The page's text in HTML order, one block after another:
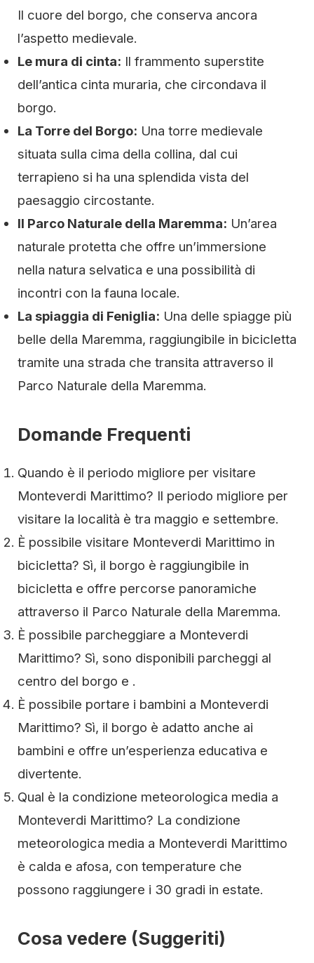
Il cuore del borgo, che conserva ancora
l’aspetto medievale.
Le mura di cinta: Il frammento superstite
dell’antica cinta muraria, che circondava il
borgo.
La Torre del Borgo: Una torre medievale
situata sulla cima della collina, dal cui
terrapieno si ha una splendida vista del
paesaggio circostante.
Il Parco Naturale della Maremma: Un’area
naturale protetta che offre un’immersione
nella natura selvatica e una possibilità di
incontri con la fauna locale.
La spiaggia di Feniglia: Una delle spiagge più
belle della Maremma, raggiungibile in bicicletta
tramite una strada che transita attraverso il
Parco Naturale della Maremma.
Domande Frequenti
Quando è il periodo migliore per visitare
Monteverdi Marittimo? Il periodo migliore per
visitare la località è tra maggio e settembre.
È possibile visitare Monteverdi Marittimo in
bicicletta? Sì, il borgo è raggiungibile in
bicicletta e offre percorse panoramiche
attraverso il Parco Naturale della Maremma.
È possibile parcheggiare a Monteverdi
Marittimo? Sì, sono disponibili parcheggi al
centro del borgo e .
È possibile portare i bambini a Monteverdi
Marittimo? Sì, il borgo è adatto anche ai
bambini e offre un’esperienza educativa e
divertente.
Qual è la condizione meteorologica media a
Monteverdi Marittimo? La condizione
meteorologica media a Monteverdi Marittimo
è calda e afosa, con temperature che
possono raggiungere i 30 gradi in estate.
Cosa vedere (Suggeriti)